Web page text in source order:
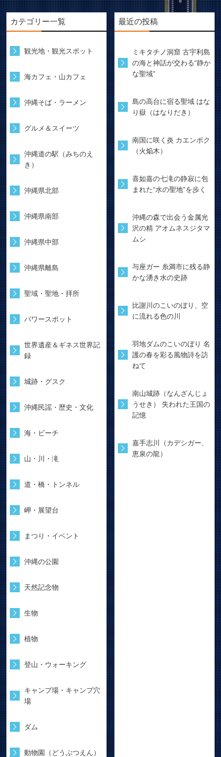
カテゴリー一覧
観光地・観光スポット
海カフェ・山カフェ
沖縄そば・ラーメン
グルメ＆スイーツ
沖縄道の駅（みちのえ
き）
沖縄県北部
沖縄県南部
沖縄県中部
沖縄県離島
聖域・聖地・拝所
パワースポット
世界遺産＆ギネス世界記
録
城跡・グスク
沖縄民謡・歴史・文化
海・ビーチ
山・川・滝
道・橋・トンネル
岬・展望台
まつり・イベント
沖縄の公園
天然記念物
生物
植物
登山・ウォーキング
キャンプ場・キャンプ穴
場
ダム
動物園（どうぶつえん）
最近の投稿
ミキタチノ洞窟 古宇利島
の海と神話が交わる“静か
な聖域”
島の高台に宿る聖域 はな
り嶽（はなりだき）
南国に咲く炎 カエンボク
（火焔木）
喜如嘉の七滝の静寂に包
まれた“水の聖地”を歩く
沖縄の森で出会う金属光
沢の精 アオムネスジタマ
ムシ
与座ガー 糸満市に残る静
かな湧き水の史跡
比謝川のこいのぼり、空
に流れる色の川
羽地ダムのこいのぼり 名
護の春を彩る風物詩を訪
ねて
南山城跡（なんざんじょ
うせき） 失われた王国の
記憶
嘉手志川（カデシガー、
恵泉の龍）